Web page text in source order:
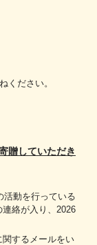
ください。
贈していただき
活動を行っている
連絡が入り、2026
するメールをい